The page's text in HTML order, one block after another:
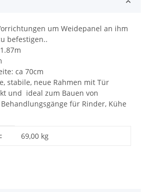
um Weidepanel an ihm
befestigen..
ca 70cm
stabile, neue Rahmen mit Tür
und ideal zum Bauen von
für Rinder, Kühe
69,00 kg